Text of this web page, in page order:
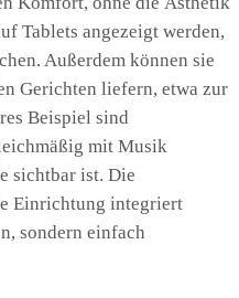
Tablets angezeigt werden,
Außerdem können sie
Gerichten liefern, etwa zur
Beispiel sind
mit Musik
sichtbar ist. Die
Einrichtung integriert
sondern einfach